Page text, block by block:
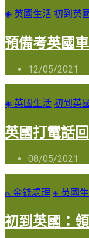
◈ 英國生活 初到英
預備考英國
12/05/2021
◈ 英國生活 初到英
英國打電話
08/05/2021
⍝ 金錢處理 ◈ 英國
初到英國：